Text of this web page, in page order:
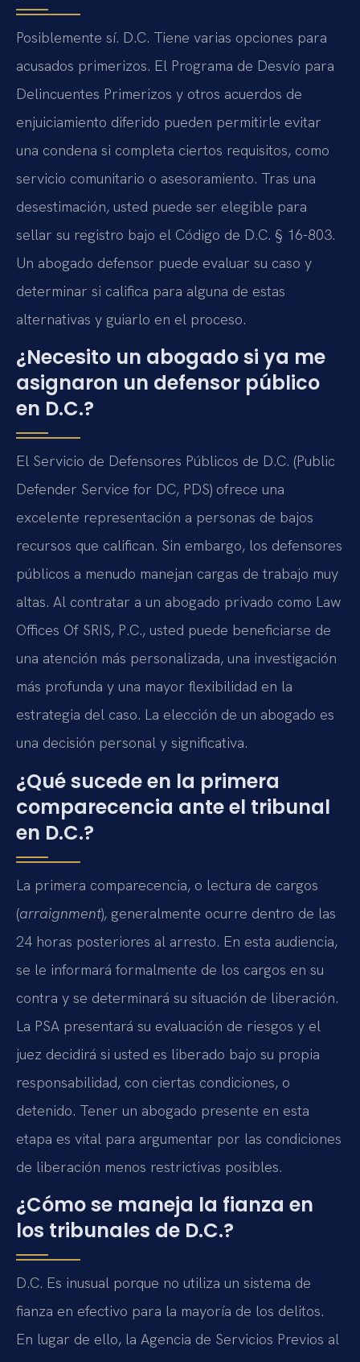
Posiblemente sí. D.C. Tiene varias opciones para
acusados primerizos. El Programa de Desvío para
Delincuentes Primerizos y otros acuerdos de
enjuiciamiento diferido pueden permitirle evitar
una condena si completa ciertos requisitos, como
servicio comunitario o asesoramiento. Tras una
desestimación, usted puede ser elegible para
sellar su registro bajo el Código de D.C. § 16-803.
Un abogado defensor puede evaluar su caso y
determinar si califica para alguna de estas
alternativas y guiarlo en el proceso.
¿Necesito un abogado si ya me
asignaron un defensor público
en D.C.?
El Servicio de Defensores Públicos de D.C. (Public
Defender Service for DC, PDS) ofrece una
excelente representación a personas de bajos
recursos que califican. Sin embargo, los defensores
públicos a menudo manejan cargas de trabajo muy
altas. Al contratar a un abogado privado como Law
Offices Of SRIS, P.C., usted puede beneficiarse de
una atención más personalizada, una investigación
más profunda y una mayor flexibilidad en la
estrategia del caso. La elección de un abogado es
una decisión personal y significativa.
¿Qué sucede en la primera
comparecencia ante el tribunal
en D.C.?
La primera comparecencia, o lectura de cargos
(arraignment), generalmente ocurre dentro de las
24 horas posteriores al arresto. En esta audiencia,
se le informará formalmente de los cargos en su
contra y se determinará su situación de liberación.
La PSA presentará su evaluación de riesgos y el
juez decidirá si usted es liberado bajo su propia
responsabilidad, con ciertas condiciones, o
detenido. Tener un abogado presente en esta
etapa es vital para argumentar por las condiciones
de liberación menos restrictivas posibles.
¿Cómo se maneja la fianza en
los tribunales de D.C.?
D.C. Es inusual porque no utiliza un sistema de
fianza en efectivo para la mayoría de los delitos.
En lugar de ello, la Agencia de Servicios Previos al